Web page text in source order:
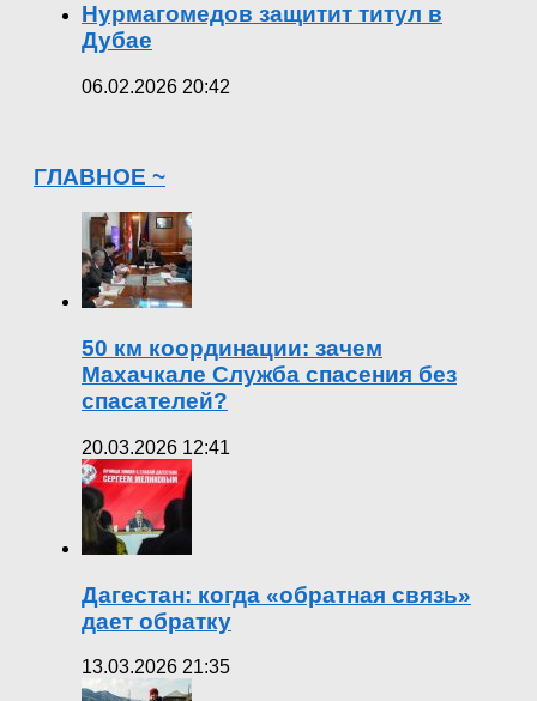
Нурмагомедов защитит титул в
Дубае
06.02.2026 20:42
ГЛАВНОЕ ~
50 км координации: зачем
Махачкале Служба спасения без
спасателей?
20.03.2026 12:41
Дагестан: когда «обратная связь»
дает обратку
13.03.2026 21:35